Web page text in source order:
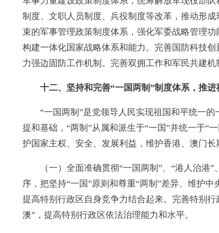
制度、文职人员制度、兵役制度等改革，推动形
束的军事管理政策制度体系，强化军委战略管理
构建一体化国家战略体系和能力。完善国防科技
力强边固防工作机制。完善双拥工作和军民共建
十二、坚持和完善“一国两制”制度体系，推
“一国两制”是党领导人民实现祖国和平统一
提和基础，“两制”从属和派生于“一国”并统一于“
护国家主权、安全、发展利益，维护香港、澳门
（一）全面准确贯彻“一国两制”、“港人治
序，把坚持“一国”原则和尊重“两制”差异、维护
提高特别行政区自身竞争力结合起来。完善特别
澳”，提高特别行政区依法治理能力和水平。